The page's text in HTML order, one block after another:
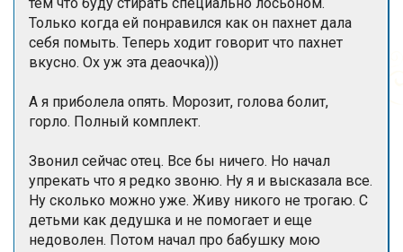
Только когда ей понравился как он пахнет дала
себя помыть. Теперь ходит говорит что пахнет
вкусно. Ох уж эта деаочка)))
А я приболела опять. Морозит, голова болит,
горло. Полный комплект.
Звонил сейчас отец. Все бы ничего. Но начал
упрекать что я редко звоню. Ну я и высказала все.
Ну сколько можно уже. Живу никого не трогаю. С
детьми как дедушка и не помогает и еще
недоволен. Потом начал про бабушку мою